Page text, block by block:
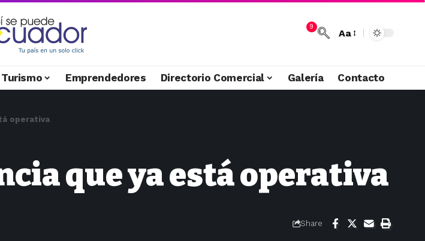
9
Aa
Turismo Emprendedores Directorio Comercial Galería Contacto
operativa
que ya está operativa
Share